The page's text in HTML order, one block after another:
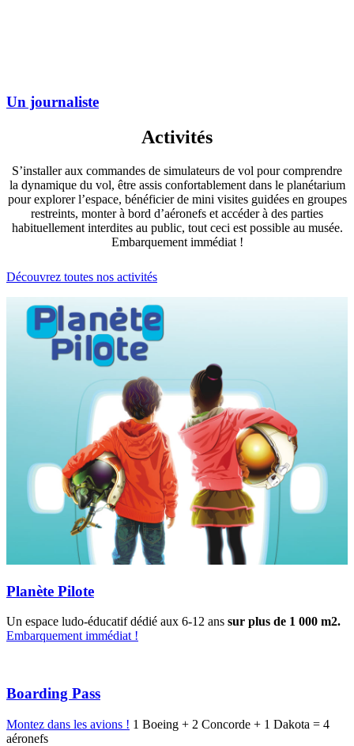
Un journaliste
Activités
S’installer aux commandes de simulateurs de vol pour comprendre
la dynamique du vol, être assis confortablement dans le planétarium
pour explorer l’espace, bénéficier de mini visites guidées en groupes
restreints, monter à bord d’aéronefs et accéder à des parties
habituellement interdites au public, tout ceci est possible au musée.
Embarquement immédiat !
Découvrez toutes nos activités
Planète Pilote
Un espace ludo-éducatif dédié aux 6-12 ans sur plus de 1 000 m2.
Embarquement immédiat !
Boarding Pass
Montez dans les avions ! 1 Boeing + 2 Concorde + 1 Dakota = 4
aéronefs